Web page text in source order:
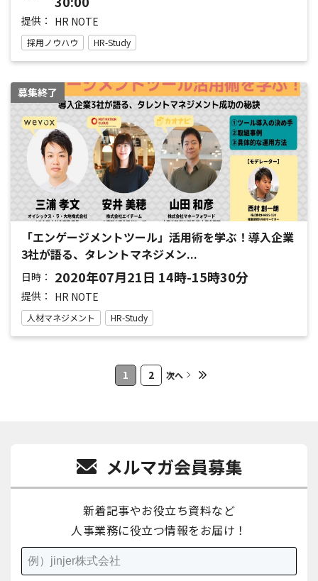
提供： HR NOTE
採用ノウハウ HR-Study
募集終了
「エンゲージメントツール」活用術を学ぶ！導入企業
3社が語る、タレントマネジメン...
日時： 2020年07月21日 14時-15時30分
提供： HR NOTE
人材マネジメント HR-Study
1 2 次へ
メルマガ会員募集
新着記事やお役立ち資料など
人事業務に役立つ情報をお届け！